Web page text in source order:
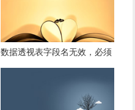
数据透视表字段名无效，必须